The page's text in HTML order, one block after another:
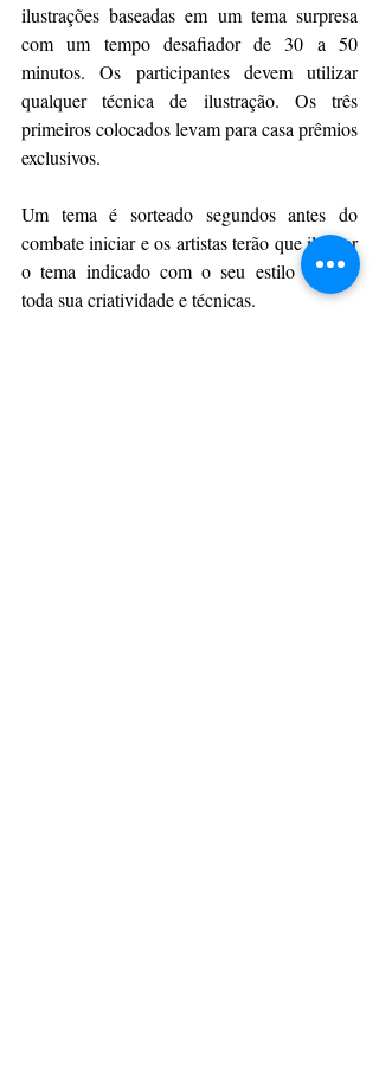
ilustrações baseadas em um tema surpresa
com um tempo desafiador de 30 a 50
minutos. Os participantes devem utilizar
qualquer técnica de ilustração. Os três
primeiros colocados levam para casa prêmios
exclusivos.
Um tema é sorteado segundos antes do
combate iniciar e os artistas terão que ilustrar
o tema indicado com o seu estilo usando
toda sua criatividade e técnicas.